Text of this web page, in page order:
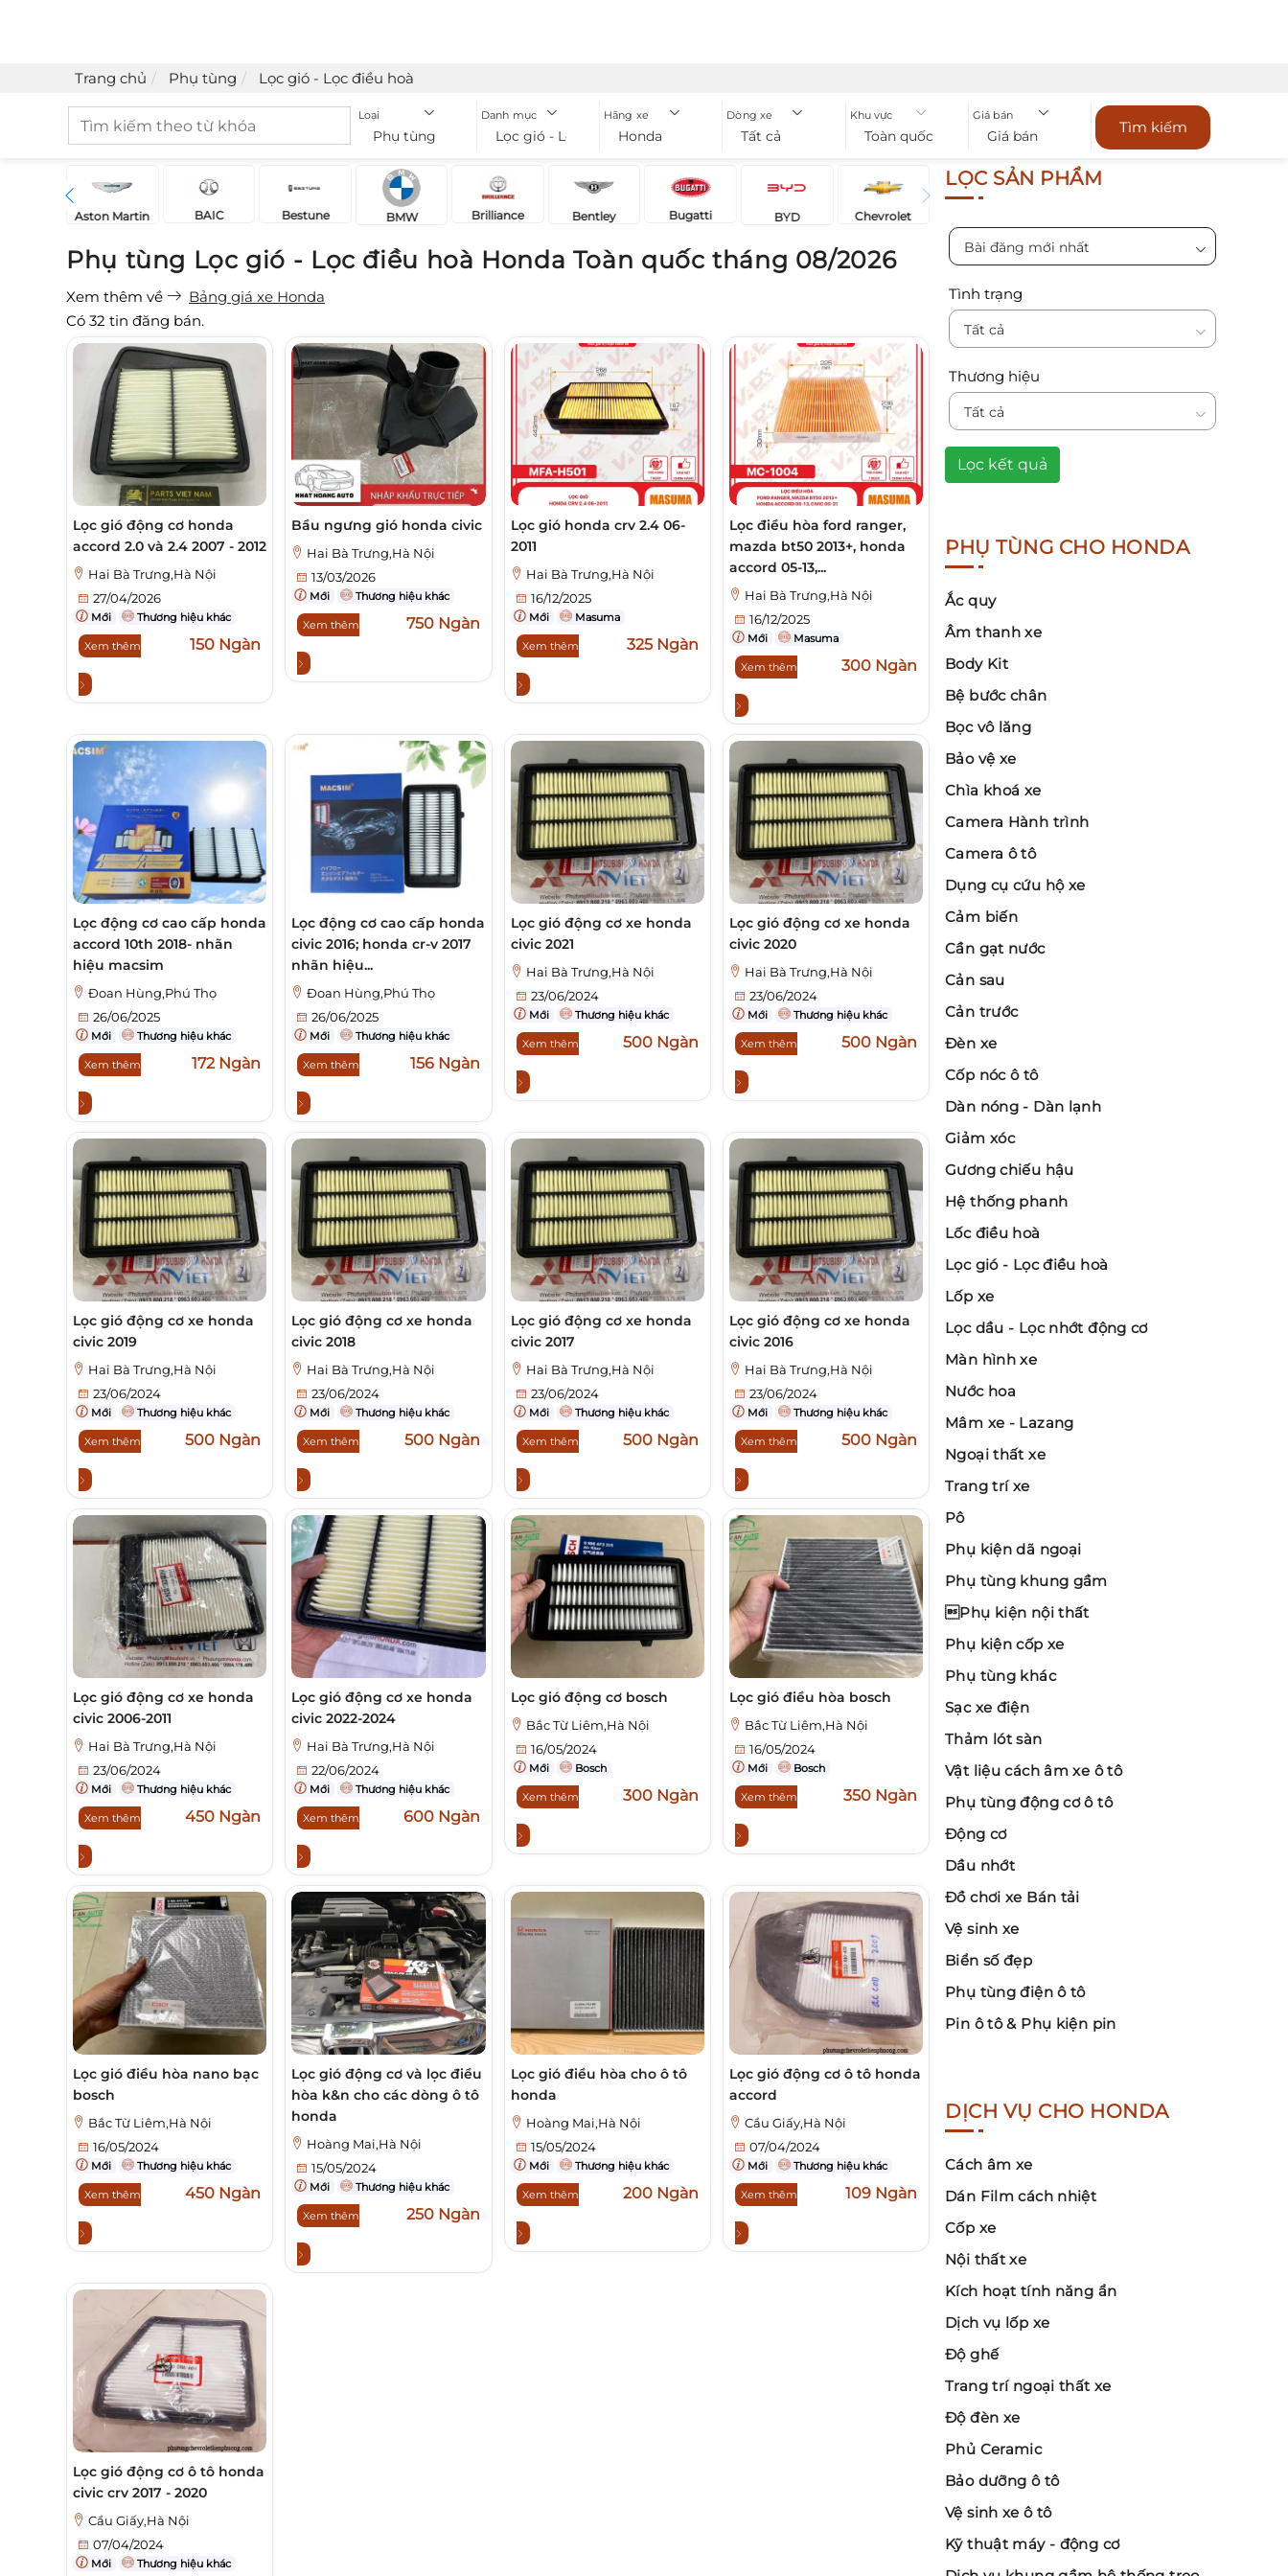
Trang chủ Phụ tùng Lọc gió - Lọc điều hoà
Loại
Phụ tùng
Danh mục
Lọc gió - Lọc điều hoà
Hãng xe
Honda
Dòng xe
Tất cả
Khu vực
Toàn quốc
Giá bán
Giá bán Tìm kiếm
Aston Martin BAIC Bestune BMW Brilliance Bentley Bugatti BYD Chevrolet
Phụ tùng Lọc gió - Lọc điều hoà Honda Toàn quốc tháng 08/2026
Xem thêm về
Bảng giá xe Honda
Có 32 tin đăng bán.
Lọc gió động cơ honda
accord 2.0 và 2.4 2007 - 2012
Hai Bà Trưng,Hà Nội
27/04/2026
Mới Thương hiệu khác
Xem thêm 150 Ngàn
Bầu ngưng gió honda civic
Hai Bà Trưng,Hà Nội
13/03/2026
Mới Thương hiệu khác
Xem thêm 750 Ngàn
Lọc gió honda crv 2.4 06-
2011
Hai Bà Trưng,Hà Nội
16/12/2025
Mới Masuma
Xem thêm 325 Ngàn
Lọc điều hòa ford ranger,
mazda bt50 2013+, honda
accord 05-13,...
Hai Bà Trưng,Hà Nội
16/12/2025
Mới Masuma
Xem thêm 300 Ngàn
Lọc động cơ cao cấp honda
accord 10th 2018- nhãn
hiệu macsim
Đoan Hùng,Phú Thọ
26/06/2025
Mới Thương hiệu khác
Xem thêm 172 Ngàn
Lọc động cơ cao cấp honda
civic 2016; honda cr-v 2017
nhãn hiệu...
Đoan Hùng,Phú Thọ
26/06/2025
Mới Thương hiệu khác
Xem thêm 156 Ngàn
Lọc gió động cơ xe honda
civic 2021
Hai Bà Trưng,Hà Nội
23/06/2024
Mới Thương hiệu khác
Xem thêm 500 Ngàn
Lọc gió động cơ xe honda
civic 2020
Hai Bà Trưng,Hà Nội
23/06/2024
Mới Thương hiệu khác
Xem thêm 500 Ngàn
Lọc gió động cơ xe honda
civic 2019
Hai Bà Trưng,Hà Nội
23/06/2024
Mới Thương hiệu khác
Xem thêm 500 Ngàn
Lọc gió động cơ xe honda
civic 2018
Hai Bà Trưng,Hà Nội
23/06/2024
Mới Thương hiệu khác
Xem thêm 500 Ngàn
Lọc gió động cơ xe honda
civic 2017
Hai Bà Trưng,Hà Nội
23/06/2024
Mới Thương hiệu khác
Xem thêm 500 Ngàn
Lọc gió động cơ xe honda
civic 2016
Hai Bà Trưng,Hà Nội
23/06/2024
Mới Thương hiệu khác
Xem thêm 500 Ngàn
Lọc gió động cơ xe honda
civic 2006-2011
Hai Bà Trưng,Hà Nội
23/06/2024
Mới Thương hiệu khác
Xem thêm 450 Ngàn
Lọc gió động cơ xe honda
civic 2022-2024
Hai Bà Trưng,Hà Nội
22/06/2024
Mới Thương hiệu khác
Xem thêm 600 Ngàn
Lọc gió động cơ bosch
Bắc Từ Liêm,Hà Nội
16/05/2024
Mới Bosch
Xem thêm 300 Ngàn
Lọc gió điều hòa bosch
Bắc Từ Liêm,Hà Nội
16/05/2024
Mới Bosch
Xem thêm 350 Ngàn
Lọc gió điều hòa nano bạc
bosch
Bắc Từ Liêm,Hà Nội
16/05/2024
Mới Thương hiệu khác
Xem thêm 450 Ngàn
Lọc gió động cơ và lọc điều
hòa k&n cho các dòng ô tô
honda
Hoàng Mai,Hà Nội
15/05/2024
Mới Thương hiệu khác
Xem thêm 250 Ngàn
Lọc gió điều hòa cho ô tô
honda
Hoàng Mai,Hà Nội
15/05/2024
Mới Thương hiệu khác
Xem thêm 200 Ngàn
Lọc gió động cơ ô tô honda
accord
Cầu Giấy,Hà Nội
07/04/2024
Mới Thương hiệu khác
Xem thêm 109 Ngàn
Lọc gió động cơ ô tô honda
civic crv 2017 - 2020
Cầu Giấy,Hà Nội
07/04/2024
Mới Thương hiệu khác
LỌC SẢN PHẨM
Bài đăng mới nhất
Tình trạng
Tất cả
Thương hiệu
Tất cả
Lọc kết quả
PHỤ TÙNG CHO HONDA
Ắc quy
Âm thanh xe
Body Kit
Bệ bước chân
Bọc vô lăng
Bảo vệ xe
Chìa khoá xe
Camera Hành trình
Camera ô tô
Dụng cụ cứu hộ xe
Cảm biến
Cần gạt nước
Cản sau
Cản trước
Đèn xe
Cốp nóc ô tô
Dàn nóng - Dàn lạnh
Giảm xóc
Gương chiếu hậu
Hệ thống phanh
Lốc điều hoà
Lọc gió - Lọc điều hoà
Lốp xe
Lọc dầu - Lọc nhớt động cơ
Màn hình xe
Nước hoa
Mâm xe - Lazang
Ngoại thất xe
Trang trí xe
Pô
Phụ kiện dã ngoại
Phụ tùng khung gầm
Phụ kiện nội thất
Phụ kiện cốp xe
Phụ tùng khác
Sạc xe điện
Thảm lót sàn
Vật liệu cách âm xe ô tô
Phụ tùng động cơ ô tô
Động cơ
Dầu nhớt
Đồ chơi xe Bán tải
Vệ sinh xe
Biển số đẹp
Phụ tùng điện ô tô
Pin ô tô & Phụ kiện pin
DỊCH VỤ CHO HONDA
Cách âm xe
Dán Film cách nhiệt
Cốp xe
Nội thất xe
Kích hoạt tính năng ẩn
Dịch vụ lốp xe
Độ ghế
Trang trí ngoại thất xe
Độ đèn xe
Phủ Ceramic
Bảo dưỡng ô tô
Vệ sinh xe ô tô
Kỹ thuật máy - động cơ